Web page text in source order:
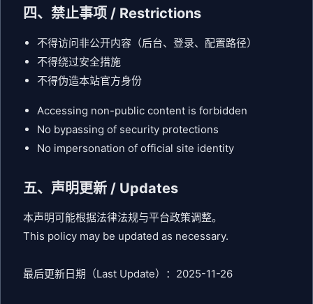
四、禁止事项 / Restrictions
不得访问非公开内容（后台、登录、配置路径）
不得绕过安全措施
不得伪造本站官方身份
Accessing non-public content is forbidden
No bypassing of security protections
No impersonation of official site identity
五、声明更新 / Updates
本声明可能根据法律法规与平台政策调整。
This policy may be updated as necessary.
最后更新日期（Last Update）：2025-11-26